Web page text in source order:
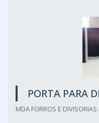
PORTA PARA
MDA FORROS E